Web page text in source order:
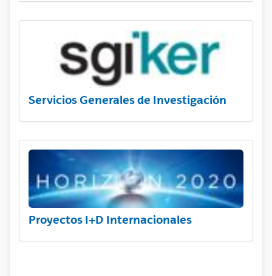
Servicios Generales de Investigación
Proyectos I+D Internacionales